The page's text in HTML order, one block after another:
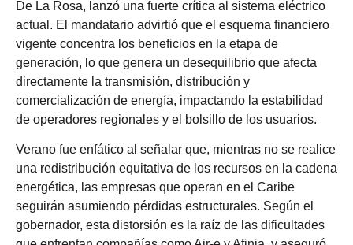
De La Rosa, lanzó una fuerte crítica al sistema eléctrico
actual. El mandatario advirtió que el esquema financiero
vigente concentra los beneficios en la etapa de
generación, lo que genera un desequilibrio que afecta
directamente la transmisión, distribución y
comercialización de energía, impactando la estabilidad
de operadores regionales y el bolsillo de los usuarios.
Verano fue enfático al señalar que, mientras no se realice
una redistribución equitativa de los recursos en la cadena
energética, las empresas que operan en el Caribe
seguirán asumiendo pérdidas estructurales. Según el
gobernador, esta distorsión es la raíz de las dificultades